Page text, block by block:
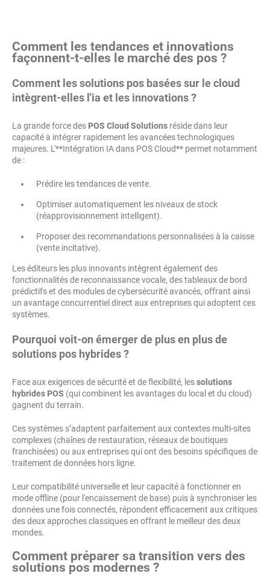
Comment les tendances et innovations
façonnent-t-elles le marché des pos ?
Comment les solutions pos basées sur le cloud
intègrent-elles l'ia et les innovations ?
La grande force des POS Cloud Solutions réside dans leur
capacité à intégrer rapidement les avancées technologiques
majeures. L'**Intégration IA dans POS Cloud** permet notamment
de :
Prédire les tendances de vente.
Optimiser automatiquement les niveaux de stock
(réapprovisionnement intelligent).
Proposer des recommandations personnalisées à la caisse
(vente incitative).
Les éditeurs les plus innovants intègrent également des
fonctionnalités de reconnaissance vocale, des tableaux de bord
prédictifs et des modules de cybersécurité avancés, offrant ainsi
un avantage concurrentiel direct aux entreprises qui adoptent ces
systèmes.
Pourquoi voit-on émerger de plus en plus de
solutions pos hybrides ?
Face aux exigences de sécurité et de flexibilité, lessolutions
hybrides POS (qui combinent les avantages du local et du cloud)
gagnent du terrain.
Ces systèmes s’adaptent parfaitement aux contextes multi-sites
complexes (chaînes de restauration, réseaux de boutiques
franchisées) ou aux entreprises qui ont des besoins spécifiques de
traitement de données hors ligne.
Leur compatibilité universelle et leur capacité à fonctionner en
mode offline (pour l'encaissement de base) puis à synchroniser les
données une fois connectés, répondent efficacement aux critiques
des deux approches classiques en offrant le meilleur des deux
mondes.
Comment préparer sa transition vers des
solutions pos modernes ?